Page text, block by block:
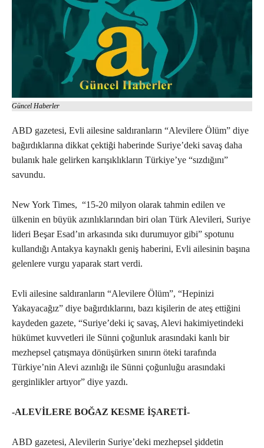
Güncel Haberler
ABD gazetesi, Evli ailesine saldıranların “Alevilere Ölüm” diye
bağırdıklarına dikkat çektiği haberinde Suriye’deki savaş daha
bulanık hale gelirken karışıklıkların Türkiye’ye “sızdığını”
savundu.
New York Times, “15-20 milyon olarak tahmin edilen ve
ülkenin en büyük azınlıklarından biri olan Türk Alevileri, Suriye
lideri Beşar Esad’ın arkasında sıkı durumuyor gibi” spotunu
kullandığı Antakya kaynaklı geniş haberini, Evli ailesinin başına
gelenlere vurgu yaparak start verdi.
Evli ailesine saldıranların “Alevilere Ölüm”, “Hepinizi
Yakayacağız” diye bağırdıklarını, bazı kişilerin de ateş ettiğini
kaydeden gazete, “Suriye’deki iç savaş, Alevi hakimiyetindeki
hükümet kuvvetleri ile Sünni çoğunluk arasındaki kanlı bir
mezhepsel çatışmaya dönüşürken sınırın öteki tarafında
Türkiye’nin Alevi azınlığı ile Sünni çoğunluğu arasındaki
gerginlikler artıyor” diye yazdı.
-ALEVİLERE BOĞAZ KESME İŞARETİ-
ABD gazetesi, Alevilerin Suriye’deki mezhepsel şiddetin